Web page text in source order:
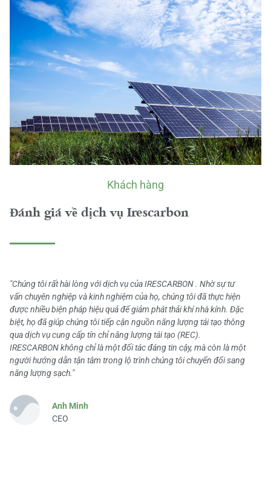
Khách hàng
Đánh giá về dịch vụ Irescarbon
"Chúng tôi rất hài lòng với dịch vụ của IRESCARBON . Nhờ sự tư
vấn chuyên nghiệp và kinh nghiệm của họ, chúng tôi đã thực hiện
được nhiều biện pháp hiệu quả để giảm phát thải khí nhà kính. Đặc
biệt, họ đã giúp chúng tôi tiếp cận nguồn năng lượng tái tạo thông
qua dịch vụ cung cấp tín chỉ năng lượng tái tạo (REC).
IRESCARBON không chỉ là một đối tác đáng tin cậy, mà còn là một
người hướng dẫn tận tâm trong lộ trình chúng tôi chuyển đổi sang
năng lượng sạch."
Anh Minh
CEO